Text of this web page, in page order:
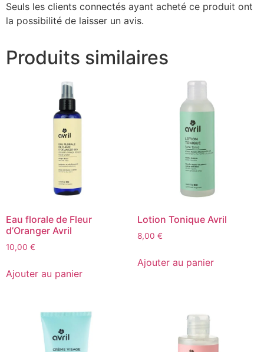
Seuls les clients connectés ayant acheté ce produit ont
la possibilité de laisser un avis.
Produits similaires
Eau florale de Fleur
d’Oranger Avril
10,00 €
Ajouter au panier
Lotion Tonique Avril
8,00 €
Ajouter au panier